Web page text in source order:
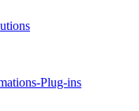
Plug-ins